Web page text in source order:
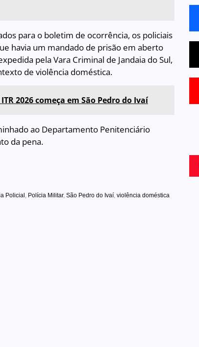
para o boletim de ocorrência, os policiais
havia um mandado de prisão em aberto
pela Vara Criminal de Jandaia do Sul,
de violência doméstica.
2026 começa em São Pedro do Ivaí
ao Departamento Penitenciário
da pena.
Policial, Polícia Militar, São Pedro do Ivaí, violência doméstica